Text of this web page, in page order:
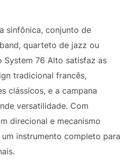
sinfônica, conjunto de
quarteto de jazz ou
System 76 Alto satisfaz as
tradicional francês,
clássicos, e a campana
versatilidade. Com
direcional e mecanismo
instrumento completo para